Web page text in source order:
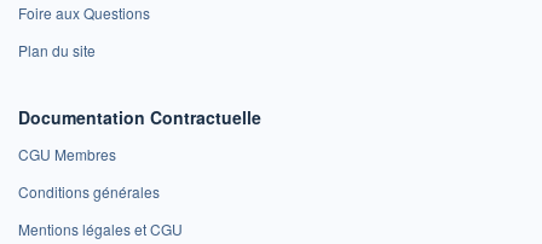
Foire aux Questions
Plan du site
Documentation Contractuelle
CGU Membres
Conditions générales
Mentions légales et CGU